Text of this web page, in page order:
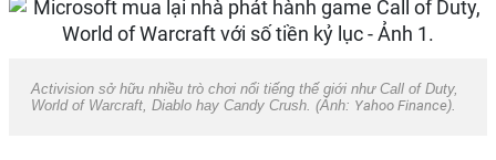
Activision sở hữu nhiều trò chơi nổi tiếng thế giới như Call of Duty,
World of Warcraft, Diablo hay Candy Crush. (Ảnh: Yahoo Finance).